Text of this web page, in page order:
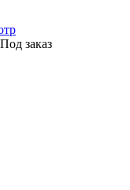
Под заказ